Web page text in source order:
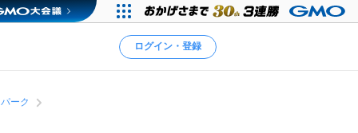
ログイン・登録
ーク